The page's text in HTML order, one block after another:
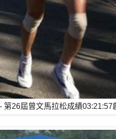
第26屆曾文馬拉松成績03:21:57